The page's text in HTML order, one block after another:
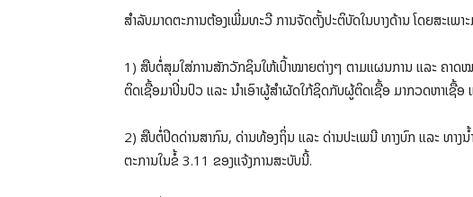
ສຳລັບມາດຕະການຕ້ອງເພີ່ມທະວີ ການຈັດຕັ້ງປະຕິບັດໃນບາງດ້ານ ໂດຍສະເພາ
1) ສືບຕໍ່ສຸມໃສ່ການສັກວັກຊິນໃຫ້ເປົ້າໝາຍຕ່າງໆ ຕາມແຜນການ ແລະ ຄາ
ຕິດເຊື້ອມາປິ່ນປົວ ແລະ ນຳເອົາຜູ້ສຳຜັດໃກ້ຊິດກັບຜູ້ຕິດເຊື້ອ ມາກວດຫາເຊື້
2) ສືບຕໍ່ປິດດ່ານສາກົນ, ດ່ານທ້ອງຖິ່ນ ແລະ ດ່ານປະເພນີ ທາງບົກ ແລະ ທາ
ຕະການໃນຂໍ້ 3.11 ຂອງແຈ້ງການສະບັບນີ້.